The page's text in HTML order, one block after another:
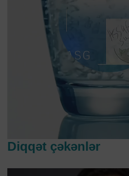
Diqqət çəkənlər